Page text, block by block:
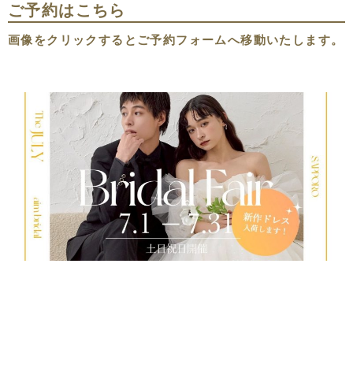
ご予約はこちら
画像をクリックするとご予約フォームへ移動いたします。